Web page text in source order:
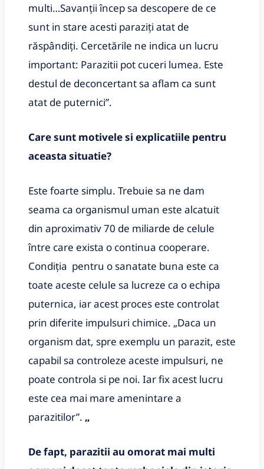
multi…Savanții încep sa descopere de ce
sunt in stare acesti paraziți atat de
răspândiți. Cercetările ne indica un lucru
important: Parazitii pot cuceri lumea. Este
destul de deconcertant sa aflam ca sunt
atat de puternici”.
Care sunt motivele si explicatiile pentru
aceasta situatie?
Este foarte simplu. Trebuie sa ne dam
seama ca organismul uman este alcatuit
din aproximativ 70 de miliarde de celule
între care exista o continua cooperare.
Condiția pentru o sanatate buna este ca
toate aceste celule sa lucreze ca o echipa
puternica, iar acest proces este controlat
prin diferite impulsuri chimice. „Daca un
organism dat, spre exemplu un parazit, este
capabil sa controleze aceste impulsuri, ne
poate controla si pe noi. Iar fix acest lucru
este cea mai mare amenintare a
parazitilor”. „
De fapt, parazitii au omorat mai multi